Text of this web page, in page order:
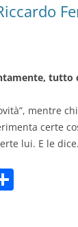
tutto
mentre
certe
lui. E le dice.